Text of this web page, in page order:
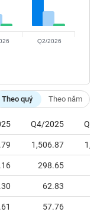
Q2/2026
Theo quý Theo năm
Q4/2025
1,506.87
298.65
62.83
57.76